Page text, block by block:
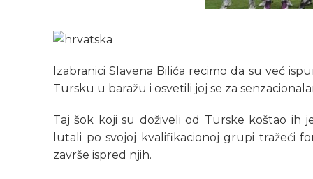
Izabranici Slavena Bilića recimo da su već
Tursku u baražu i osvetili joj se za
Taj šok koji su doživeli od Turske koštao ih
lutali po svojoj kvalifikacionoj grupi tražeći
završe ispred njih.